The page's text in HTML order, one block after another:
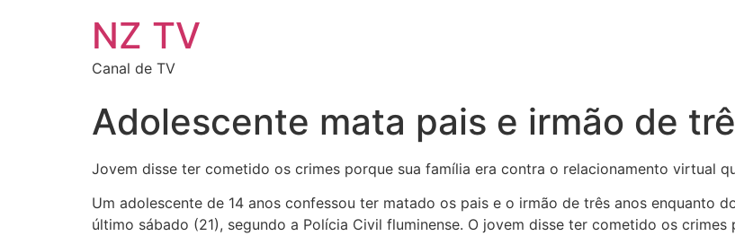
NZ TV
Canal de TV
Adolescente mata pais e irmão de
Jovem disse ter cometido os crimes porque sua família era contra o relacionamento virtual
Um adolescente de 14 anos confessou ter matado os pais e o irmão de três anos enquanto
último sábado (21), segundo a Polícia Civil fluminense. O jovem disse ter cometido os